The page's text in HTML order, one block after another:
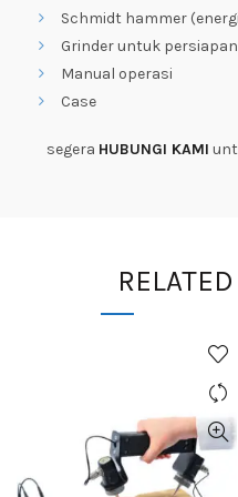
Schmidt hammer
Grinder untuk
Manual operasi
Case
segera HUBUNGI KAMI